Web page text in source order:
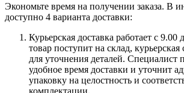
Экономьте время на получении заказа. В
доступно 4 варианта доставки:
Курьерская доставка работает с 9.00
товар поступит на склад, курьерская
для уточнения деталей. Специалист
удобное время доставки и уточнит
упаковку на целостность и
комплектации.